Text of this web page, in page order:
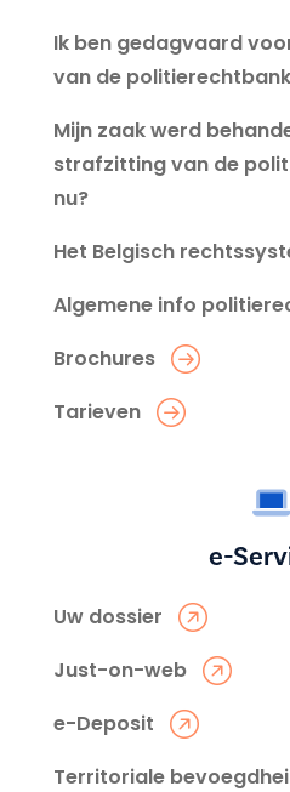
Ik ben gedagvaard
van de
Mijn zaak werd
strafzitting van de
nu?
Het Belgisch
Algemene info
Brochures
Tarieven
e-
Uw dossier
Just-on-web
e-Deposit
Territoriale